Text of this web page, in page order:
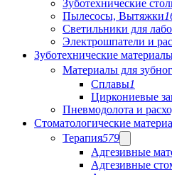
Зуботехнические
Пылесосы, Вытяжки
Светильники для
Электрошпатели и
Зуботехнические
Материалы для
Сплавы1
Циркониевые
Пневмодолота и
Стоматологические
Терапия579
Адгезивные
Адгезивные